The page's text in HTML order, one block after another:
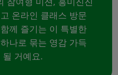
온라인 클래스 방문
께 즐기는 이 특별한
나로 묶는 영감 가득
거예요.